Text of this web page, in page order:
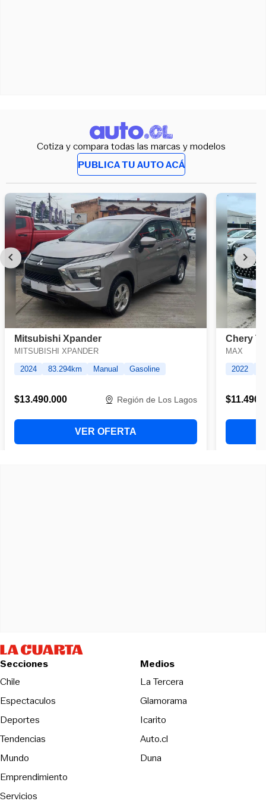
Cotiza y compara todas las marcas y modelos
PUBLICA TU AUTO ACÁ
Secciones
Chile
Espectaculos
Deportes
Tendencias
Mundo
Emprendimiento
Servicios
Medios
La TerceraOpens in new
Glamorama
Icarito
Auto.cl
DunaOpens in new window